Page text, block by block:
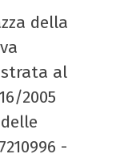
della
al
2005
-